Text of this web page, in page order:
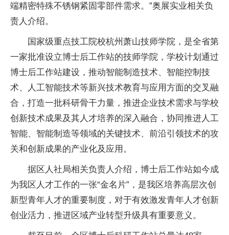
端精密特殊不锈钢紧固零部件需求。”奥展实业相关负
责人介绍。
国家级重点技工院校杭州萧山技师学院，是全省第
一家批准设立博士后工作站的技师学院，学校计划通过
博士后工作站建设，推动智能制造技术、智能控制技
术、人工智能技术等新兴技术教育与应用方面的交叉融
合，打造一批科研骨干力量，推进企业技术需求与学校
创新技术成果及其人才培养的深入融合，协同推进人工
智能、智能制造等领域的关键技术、前沿引领技术的攻
关和创新成果的产业化及应用。
据区人社局相关负责人介绍，博士后工作站如今成
为我区人才工作的一张“金名片”，是我区培养高层次创
新型青年人才的重要制度，对于有效激发青年人才创新
创业活力，推进区域产业转型升级具有重要意义。